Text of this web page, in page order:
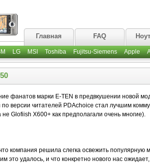
Главная FAQ
LG MSI Toshiba Fujitsu-Siemens Apple
фанатов марки E-TEN в предвкушении новой
версии читателей PDAchoice стал лучшим
Glofiish X600+ как предполагали очень многие).
компания решила слегка освежить популярную
это удалось, и что конкретно нового нас